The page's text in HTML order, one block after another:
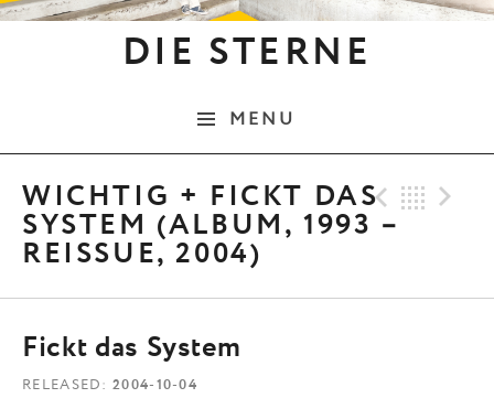
DIE STERNE
MENU
WICHTIG + FICKT DAS
SYSTEM (ALBUM, 1993 –
REISSUE, 2004)
Fickt das System
RELEASED 2004-10-04